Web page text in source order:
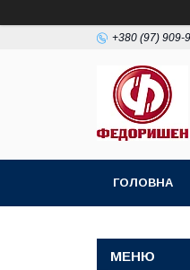
+380 (97) 909-
ГОЛОВНА